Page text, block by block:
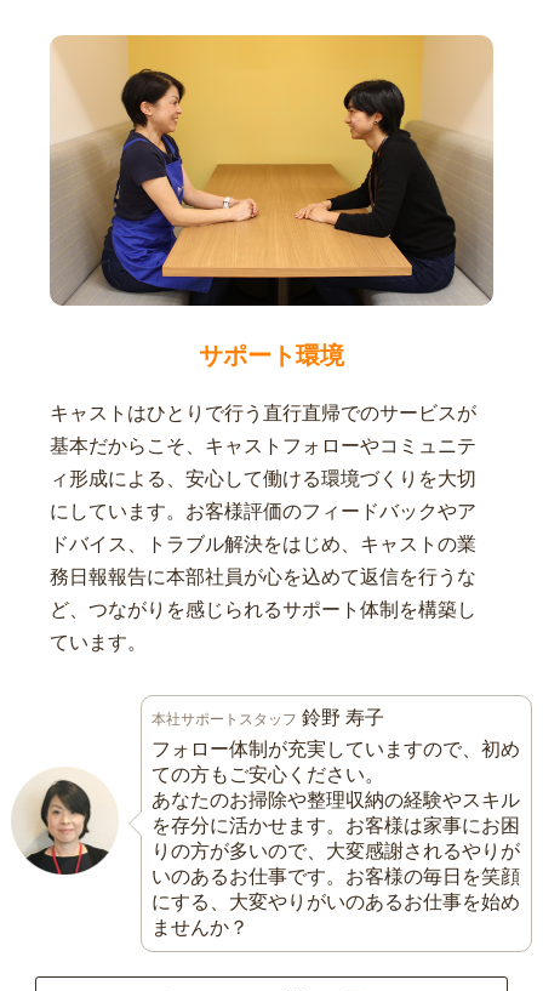
サポート環境
キャストはひとりで行う直行直帰でのサービスが
基本だからこそ、キャストフォローやコミュニテ
ィ形成による、安心して働ける環境づくりを大切
にしています。お客様評価のフィードバックやア
ドバイス、トラブル解決をはじめ、キャストの業
務日報報告に本部社員が心を込めて返信を行うな
ど、つながりを感じられるサポート体制を構築し
ています。
本社サポートスタッフ 鈴野 寿子
フォロー体制が充実していますので、初め
ての方もご安心ください。
あなたのお掃除や整理収納の経験やスキル
を存分に活かせます。お客様は家事にお困
りの方が多いので、大変感謝されるやりが
いのあるお仕事です。お客様の毎日を笑顔
にする、大変やりがいのあるお仕事を始め
ませんか？